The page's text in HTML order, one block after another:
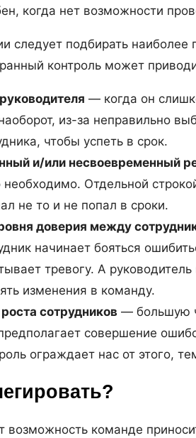
когда нет возможности
следует подбирать наиболее
контроль может
— когда он
из-за неправильно
чтобы успеть в срок.
и/или несвоевременный
Отдельной
не то и не попал в сроки.
доверия между
начинает бояться
тревогу. А
изменения в команду.
сотрудников — большую
совершение
ограждает нас от этого,
возможность команде